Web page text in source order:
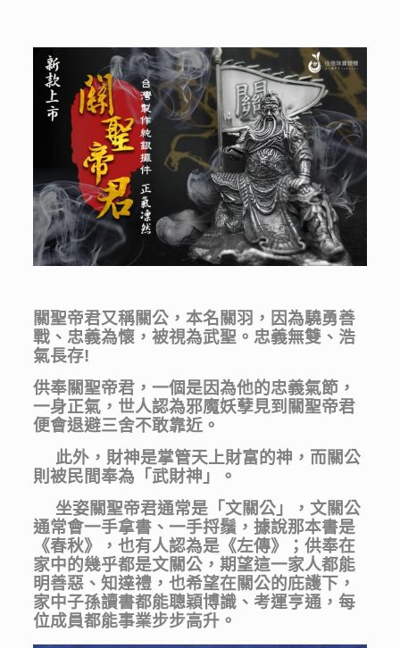
關聖帝君又稱關公，本名關羽，因為驍勇善
戰、忠義為懷，被視為武聖。忠義無雙、浩
氣長存!
供奉關聖帝君，一個是因為他的忠義氣節，
一身正氣，世人認為邪魔妖孽見到關聖帝君
便會退避三舍不敢靠近。
此外，財神是掌管天上財富的神，而關公
則被民間奉為「武財神」。
坐姿關聖帝君通常是「文關公」，文關公
通常會一手拿書、一手捋鬚，據說那本書是
《春秋》，也有人認為是《左傳》；供奉在
家中的幾乎都是文關公，期望這一家人都能
明善惡、知達禮，也希望在關公的庇護下，
家中子孫讀書都能聰穎博識、考運亨通，每
位成員都能事業步步高升。